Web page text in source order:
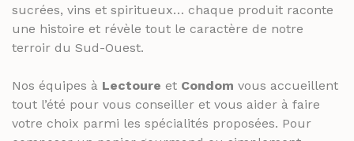
sucrées, vins et spiritueux… chaque produit raconte
une histoire et révèle tout le caractère de notre
terroir du Sud-Ouest.
Nos équipes à Lectoure et Condom vous accueillent
tout l’été pour vous conseiller et vous aider à faire
votre choix parmi les spécialités proposées. Pour